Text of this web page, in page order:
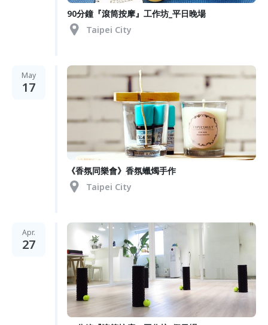
90分鐘『滾筒按摩』工作坊_平日晚場
Taipei City
May
17
《香氛同樂會》香氛蠟燭手作
Taipei City
Apr.
27